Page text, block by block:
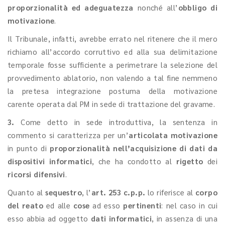
proporzionalità ed adeguatezza nonché all’ obbligo di
motivazione.
Il Tribunale, infatti, avrebbe errato nel ritenere che il mero
richiamo all’accordo corruttivo ed alla sua delimitazione
temporale fosse sufficiente a perimetrare la selezione del
provvedimento ablatorio, non valendo a tal fine nemmeno
la pretesa integrazione postuma della motivazione
carente operata dal PM in sede di trattazione del gravame.
3.Come detto in sede introduttiva, la sentenza in
commento si caratterizza per un’articolata motivazione
in punto di proporzionalità nell’acquisizione di dati da
dispositivi informatici, che ha condotto al rigetto dei
ricorsi difensivi.
Quanto alsequestro, l’ art. 253 c.p.p. lo riferisce al corpo
del reato ed alle cose ad esso pertinenti: nel caso in cui
esso abbia ad oggetto dati informatici, in assenza di una